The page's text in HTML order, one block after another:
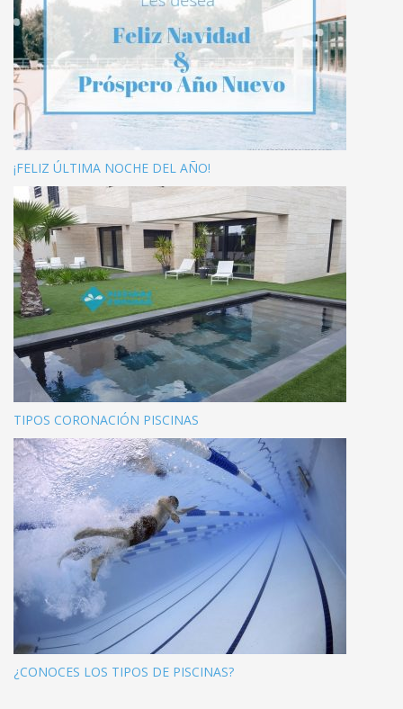
¡FELIZ ÚLTIMA NOCHE DEL AÑO!
TIPOS CORONACIÓN PISCINAS
¿CONOCES LOS TIPOS DE PISCINAS?